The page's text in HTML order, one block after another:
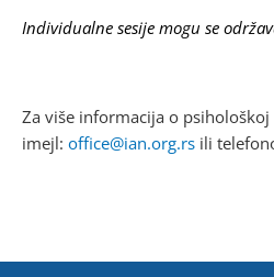
Individualne sesije mogu se
Za više informacija o
imejl: office@ian.org.rs ili